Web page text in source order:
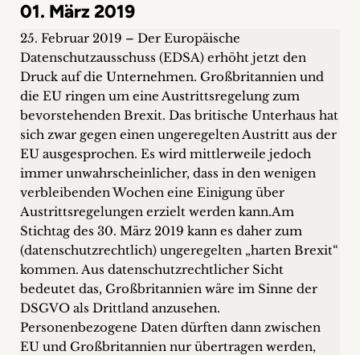
Events
+
Karriere
+
Blog
&
Podcasts
+
Team
01. März 2019
25. Februar 2019 – Der Europäische
Datenschutzausschuss (EDSA) erhöht jetzt den
Druck auf die Unternehmen. Großbritannien und
die EU ringen um eine Austrittsregelung zum
bevorstehenden Brexit. Das britische Unterhaus hat
sich zwar gegen einen ungeregelten Austritt aus der
EU ausgesprochen. Es wird mittlerweile jedoch
immer unwahrscheinlicher, dass in den wenigen
verbleibenden Wochen eine Einigung über
Austrittsregelungen erzielt werden kann.Am
Stichtag des 30. März 2019 kann es daher zum
(datenschutzrechtlich) ungeregelten „harten Brexit“
kommen. Aus datenschutzrechtlicher Sicht
bedeutet das, Großbritannien wäre im Sinne der
DSGVO als Drittland anzusehen.
Personenbezogene Daten dürften dann zwischen
EU und Großbritannien nur übertragen werden,